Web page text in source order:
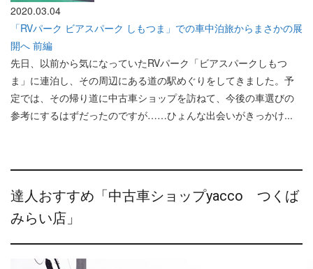
2020.03.04
「RVパーク ビアスパーク しもつま」での車中泊旅からまさかの展
開へ 前編
先日、以前から気になっていたRVパーク「ビアスパークしもつ
ま」に連泊し、その周辺にある道の駅めぐりをしてきました。予
定では、その帰り道に中古車ショップを訪ねて、今後の車選びの
参考にするはずだったのですが……ひょんな出会いがきっかけ...
達人おすすめ「中古車ショップyacco つくば
みらい店」